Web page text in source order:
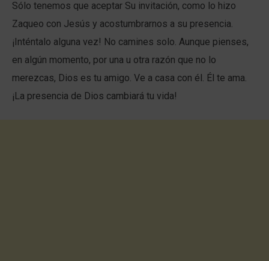
Sólo tenemos que aceptar Su invitación, como lo hizo
Zaqueo con Jesús y acostumbrarnos a su presencia.
¡Inténtalo alguna vez! No camines solo. Aunque pienses,
en algún momento, por una u otra razón que no lo
merezcas, Dios es tu amigo. Ve a casa con él. Él te ama.
¡La presencia de Dios cambiará tu vida!